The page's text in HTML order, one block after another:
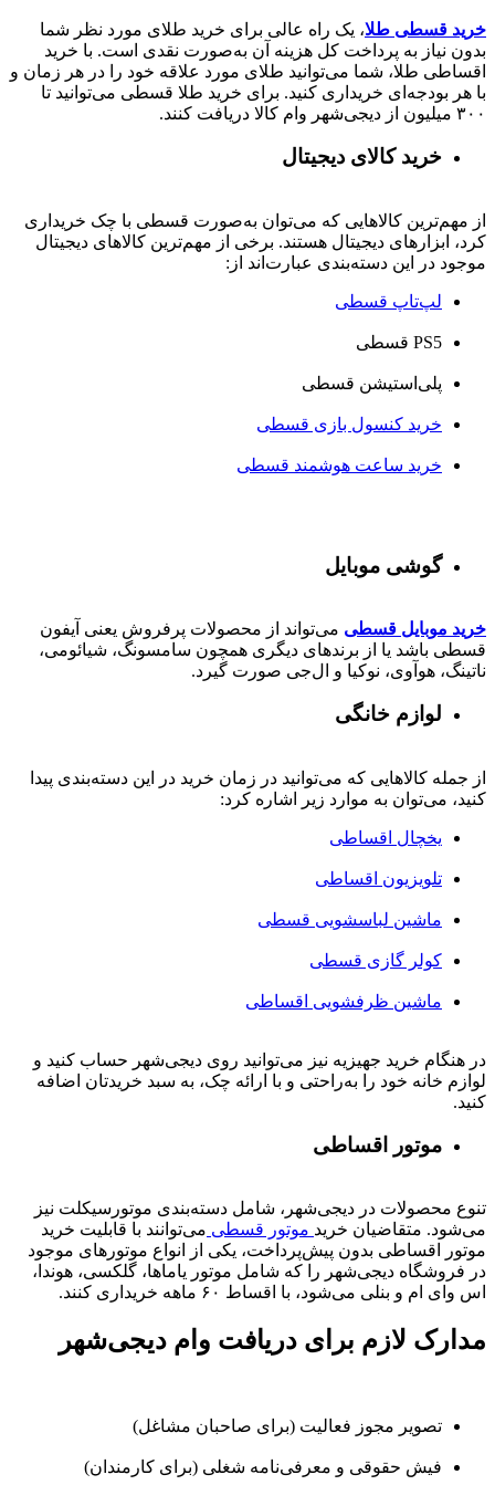
خرید قسطی طلا، یک راه عالی برای خرید طلای مورد نظر شما
بدون نیاز به پرداخت کل هزینه آن به‌صورت نقدی است. با خرید
اقساطی طلا، شما می‌توانید طلای مورد علاقه خود را در هر زمان و
با هر بودجه‌ای خریداری کنید. برای خرید طلا قسطی می‌توانید تا
۳۰۰ میلیون از دیجی‌شهر وام کالا دریافت کنند.
خرید کالای دیجیتال
از مهم‌ترین کالاهایی که می‌توان به‌صورت قسطی با چک خریداری
کرد، ابزارهای دیجیتال هستند. برخی از مهم‌ترین کالاهای دیجیتال
موجود در این دسته‌بندی عبارت‌اند از:
لپ‌تاپ قسطی
PS5 قسطی
پلی‌استیشن قسطی
خرید کنسول بازی قسطی
خرید ساعت هوشمند قسطی
گوشی موبایل
خرید موبایل قسطی می‌تواند از محصولات پرفروش یعنی آیفون
قسطی باشد یا از برندهای دیگری همچون سامسونگ، شیائومی،
ناتینگ، هوآوی، نوکیا و ال‌جی صورت گیرد.
لوازم خانگی
از جمله کالاهایی که می‌توانید در زمان خرید در این دسته‌بندی پیدا
کنید، می‌توان به موارد زیر اشاره کرد:
یخچال اقساطی
تلویزیون اقساطی
ماشین لباسشویی قسطی
کولر گازی قسطی
ماشین ظرفشویی اقساطی
در هنگام خرید جهیزیه نیز می‌توانید روی دیجی‌شهر حساب کنید و
لوازم خانه خود را به‌راحتی و با ارائه چک، به سبد خریدتان اضافه
کنید.
موتور اقساطی
تنوع محصولات در دیجی‌شهر، شامل دسته‌بندی موتورسیکلت نیز
می‌شود. متقاضیان خرید موتور قسطی می‌توانند با قابلیت خرید
موتور اقساطی بدون پیش‌پرداخت، یکی از انواع موتورهای موجود
در فروشگاه دیجی‌شهر را که شامل موتور یاماها، گلکسی، هوندا،
اس وای ام و بنلی می‌شود، با اقساط ۶۰ ماهه خریداری کنند.
مدارک لازم برای دریافت وام دیجی‌شهر
تصویر مجوز فعالیت (برای صاحبان مشاغل)
فیش حقوقی و معرفی‌نامه شغلی (برای کارمندان)